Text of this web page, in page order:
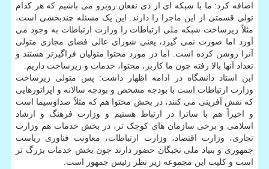
اضافه کرد: ما با شبکه ای از ذی نفعان روبرو می باشیم که هر کدام
تولی قسمتی از این ماجرا را دارند. این یک مسئله چندبخشی است،
مثلاً زیرساخت شبکه ملی ارتباطات را وزارت ارتباطات به وجود می
آورد اما صورت نمی گیرد، یعنی شورای عالی فضای مجازی متولی
آنرا روشن کرده است. اما در مورد محتوا متولیان فراگیرتر هستند و
تعداد آنها بالا رفته چون ما کاربر، محتوا، خدمات و زیرساخت داریم.
این استاد دانشگاه در ادامه اظهار داشت: پس متولی زیرساخت
وزارت ارتباطات است با بودجه مشخص و بودجه سالانه و اپراتورهایی
که نقش آفرینی می کنند، در بخش محتوا هم که مثلاً صداوسیما است
و اخیراً هم با ساترا در ارتباط هستیم و وزارت فرهنگ و ارشاد
اسلامی و برخی سازمان های کوچک تر، در بخش خدمات هم وزارت
تجاری، وزارت اقتصاد، وزارت ارتباطات، معاونت فناوری ریاست
جمهوری و بنیاد ملی نخبگان حضور دارند چون بخش خدمات بزرگ تر
است و کلیت این مجموعه زیر نظر رئیس جمهور است.